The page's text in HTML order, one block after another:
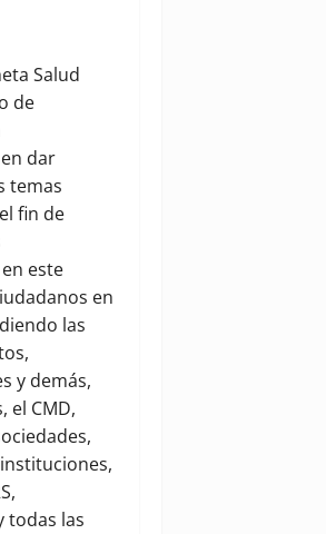
Salud
de
dar
temas
fin de
este
en
las
y demás,
el CMD,
todas las